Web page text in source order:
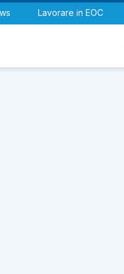
Lavorare in EOC
Urologia